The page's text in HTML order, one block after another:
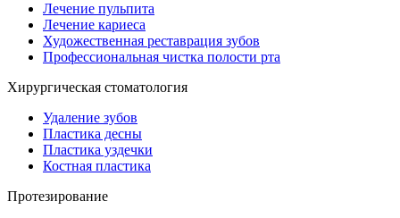
Лечение пульпита
Лечение кариеса
Художественная реставрация зубов
Профессиональная чистка полости рта
Хирургическая стоматология
Удаление зубов
Пластика десны
Пластика уздечки
Костная пластика
Протезирование